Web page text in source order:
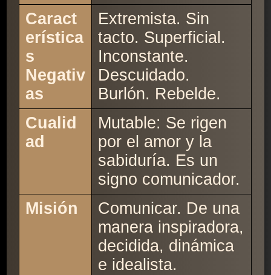
Caract
erística
s
Negativ
as
Extremista. Sin
tacto. Superficial.
Inconstante.
Descuidado.
Burlón. Rebelde.
Cualid
ad
Mutable: Se rigen
por el amor y la
sabiduría. Es un
signo comunicador.
Misión
Comunicar. De una
manera inspiradora,
decidida, dinámica
e idealista.